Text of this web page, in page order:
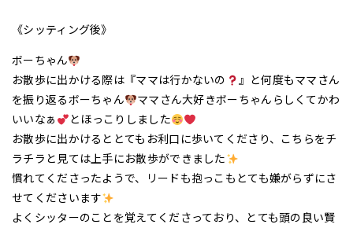
《シッティング後》
ボーちゃん
お散歩に出かける際は『ママは行かないの
』と何度もママさん
を振り返るボーちゃん
ママさん大好きボーちゃんらしくてかわ
いいなぁ
とほっこりしました
お散歩に出かけるととてもお利口に歩いてくださり、こちらをチ
ラチラと見ては上手にお散歩ができました
慣れてくださったようで、リードも抱っこもとても嫌がらずにさ
せてくださいます
よくシッターのことを覚えてくださっており、とても頭の良い賢